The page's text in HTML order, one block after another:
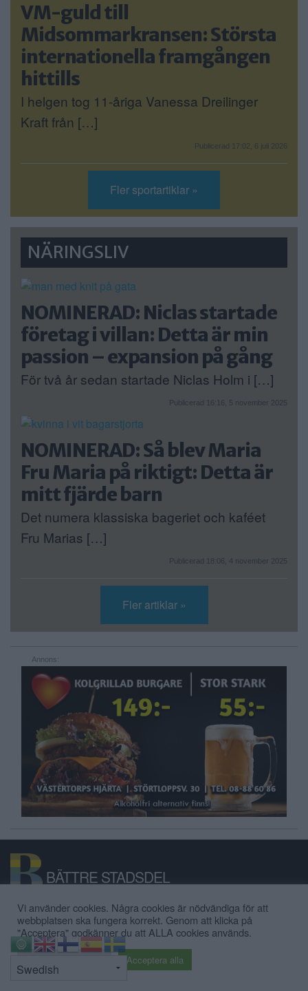
VM-guld till
Midsommarkransen: Största
internationella framgången
hittills
I helgen tog 11-åriga Vanessa Dreilinger
Kraft från […]
Publicerad 17:02, 6 juli 2026
Fler sportartiklar »
NÄRINGSLIV
NOMINERAD: Niclas startade
företag i villan: Detta är min
passion – expansion på gång
För två år sedan startade Niclas Holm i […]
Publicerad 16:16, 5 november 2025
NOMINERAD: Så blev Maria
Fru Maria på riktigt: Detta är
mitt fjärde barn
Det numera klassiska bageriet och kaféet
Fru Marias […]
Publicerad 18:06, 4 november 2025
Fler artiklar »
Annons:
BÄTTRE STADSDEL
Bättre Stadsdel är en lokal nyhetssajt,
anslagstavla och stadsdelsforum för
Hägersten-Älvsjö-Skärholmen.
Vi använder cookies. Några cookies är nödvändiga för att
webbplatsen ska fungera korrekt. Genom att klicka på
"Acceptera" godkänner du att ALLA cookies används.
Acceptera alla